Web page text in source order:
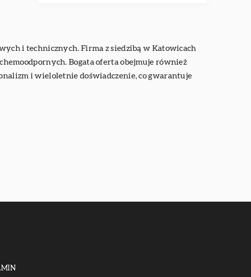
i technicznych. Firma z siedzibą w Katowicach
Bogata oferta obejmuje również
i wieloletnie doświadczenie, co gwarantuje